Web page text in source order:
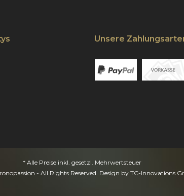
Unsere
* Alle Preise inkl. gesetzl. Mehrwertsteuer
- All Rights Reserved. Design by TC-Innovations